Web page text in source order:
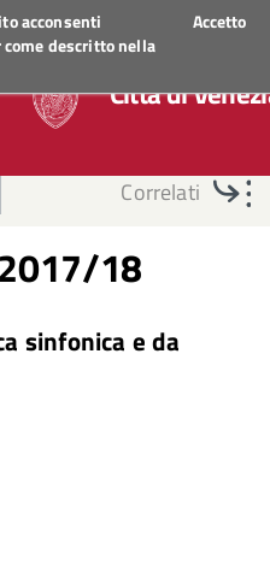
acconsenti
descritto nella
Accetto
ACCEDI AI
Città di
Correlati
18
sinfonica e da